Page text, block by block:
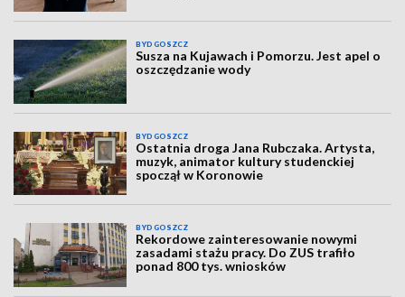
BYDGOSZCZ
Susza na Kujawach i Pomorzu. Jest apel o
oszczędzanie wody
BYDGOSZCZ
Ostatnia droga Jana Rubczaka. Artysta,
muzyk, animator kultury studenckiej
spoczął w Koronowie
BYDGOSZCZ
Rekordowe zainteresowanie nowymi
zasadami stażu pracy. Do ZUS trafiło
ponad 800 tys. wniosków